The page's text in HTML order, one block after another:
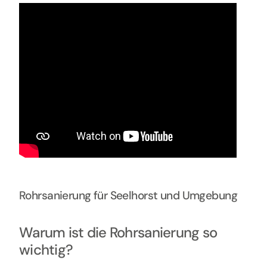
Rohrsanierung für Seelhorst und Umgebung
Warum ist die Rohrsanierung so
wichtig?